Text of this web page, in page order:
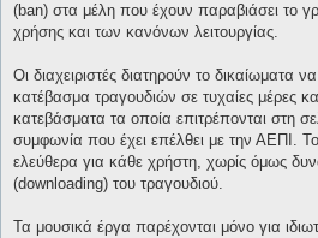
(ban) στα μέλη που έχουν παραβιάσει το
χρήσης και των κανόνων λειτουργίας.
Οι διαχειριστές διατηρούν το δικαίωματα
κατέβασμα τραγουδιών σε τυχαίες μέρες
κατεβάσματα τα οποία επιτρέπονται στη
συμφωνία που έχει επέλθει με την ΑΕΠΙ.
ελεύθερα για κάθε χρήστη, χωρίς όμως
(downloading) του τραγουδιού.
Τα μουσικά έργα παρέχονται μόνο για